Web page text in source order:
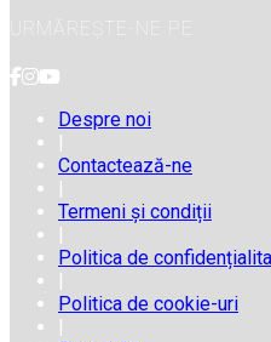
URMĂREȘTE-NE PE
Despre noi
|
Contactează-ne
|
Termeni și condiții
|
Politica de
|
Politica de cookie-uri
|